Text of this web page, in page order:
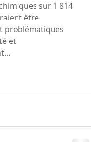
sur 1 814
être
problématiques
et